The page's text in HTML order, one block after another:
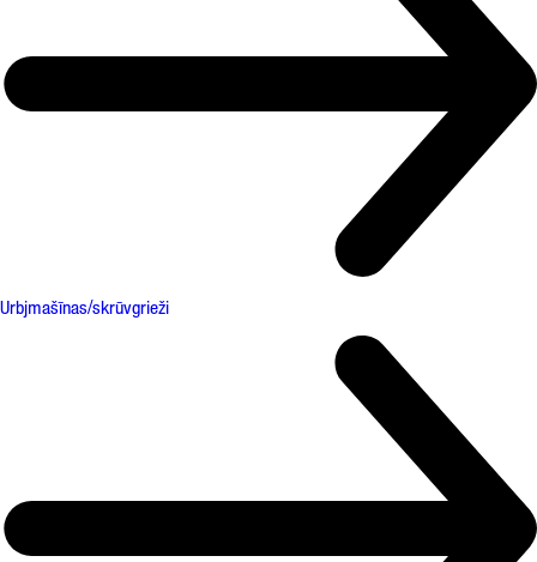
Urbjmašīnas/skrūvgrieži